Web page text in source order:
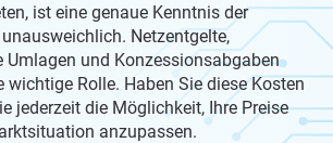
ist eine genaue Kenntnis der
Netzentgelte,
Umlagen und Konzessionsabgaben
wichtige Rolle. Haben Sie diese Kosten
jederzeit die Möglichkeit, Ihre Preise
anzupassen.